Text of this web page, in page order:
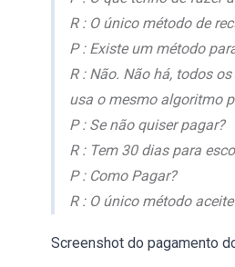
R : O único método de
P : Existe um método
R : Não. Não há, todos
usa o mesmo algoritmo
P : Se não quiser pagar?
R : Tem 30 dias para
P : Como Pagar?
R : O único método
Screenshot do pagamento